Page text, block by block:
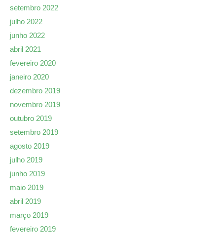
setembro 2022
julho 2022
junho 2022
abril 2021
fevereiro 2020
janeiro 2020
dezembro 2019
novembro 2019
outubro 2019
setembro 2019
agosto 2019
julho 2019
junho 2019
maio 2019
abril 2019
março 2019
fevereiro 2019